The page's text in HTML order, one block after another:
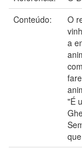
Conteúdo:
O
a
"É